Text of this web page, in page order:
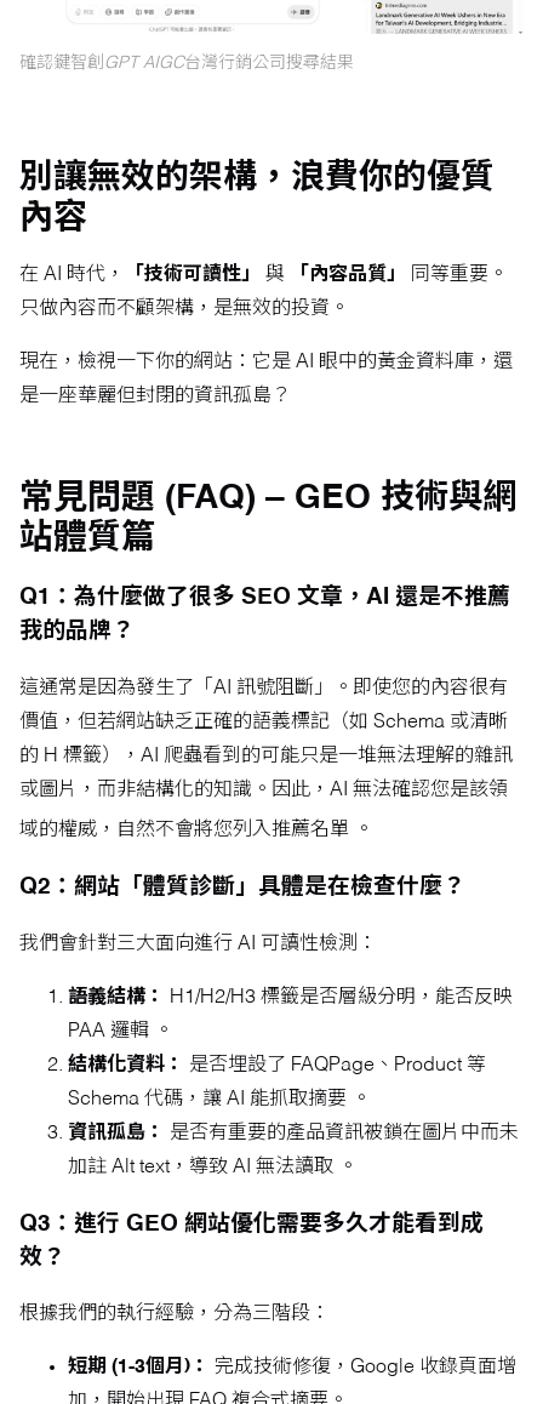
確認鍵智創GPT AIGC台灣行銷公司搜尋結果
別讓無效的架構，浪費你的優質
內容
在 AI 時代， 「技術可讀性」 與 「內容品質」
同等重要。
只做內容而不顧架構，是無效的投資。
現在，檢視一下你的網站：它是 AI 眼中的黃金資料庫，還
是一座華麗但封閉的資訊孤島？
常見問題 (FAQ) – GEO 技術與網
站體質篇
Q1：為什麼做了很多 SEO 文章，AI 還是不推薦
我的品牌？
這通常是因為發生了「AI 訊號阻斷」。即使您的內容很有
價值，但若網站缺乏正確的語義標記（如 Schema 或清晰
的 H 標籤），AI 爬蟲看到的可能只是一堆無法理解的雜訊
或圖片，而非結構化的知識。因此，AI 無法確認您是該領
域的權威，自然不會將您列入推薦名單 。
Q2：網站「體質診斷」具體是在檢查什麼？
我們會針對三大面向進行 AI 可讀性檢測：
語義結構：
H1/H2/H3 標籤是否層級分明，能否反映
PAA 邏輯 。
結構化資料：
是否埋設了 FAQPage、Product 等
Schema 代碼，讓 AI 能抓取摘要 。
資訊孤島：
是否有重要的產品資訊被鎖在圖片中而未
加註 Alt text，導致 AI 無法讀取 。
Q3：進行 GEO 網站優化需要多久才能看到成
效？
根據我們的執行經驗，分為三階段：
短期 (1-3個月)：
完成技術修復，Google 收錄頁面增